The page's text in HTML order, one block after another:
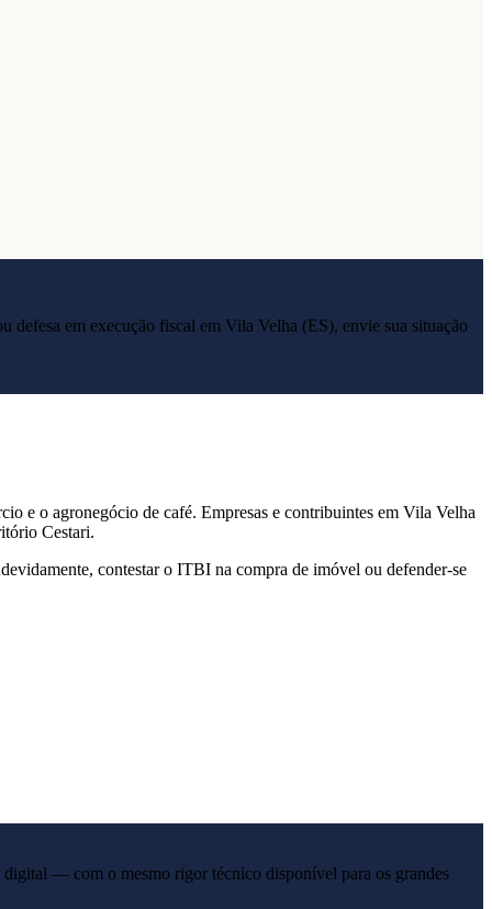
defesa em execução fiscal em Vila Velha (ES), envie sua situação
e o agronegócio de café. Empresas e contribuintes em Vila Velha
Cestari.
contestar o ITBI na compra de imóvel ou defender-se
digital — com o mesmo rigor técnico disponível para os grandes